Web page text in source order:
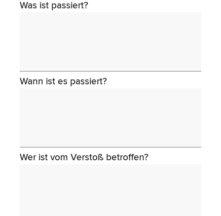
Was ist passiert?
Wann ist es passiert?
Wer ist vom Verstoß betroffen?